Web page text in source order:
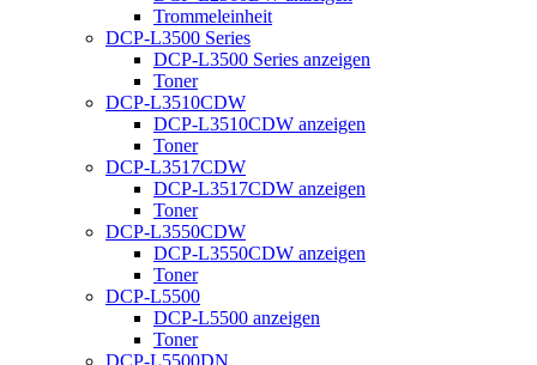
Trommeleinheit
DCP-L3500 Series
DCP-L3500 Series anzeigen
Toner
DCP-L3510CDW
DCP-L3510CDW anzeigen
Toner
DCP-L3517CDW
DCP-L3517CDW anzeigen
Toner
DCP-L3550CDW
DCP-L3550CDW anzeigen
Toner
DCP-L5500
DCP-L5500 anzeigen
Toner
DCP-L5500DN